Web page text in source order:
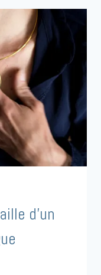
d’un